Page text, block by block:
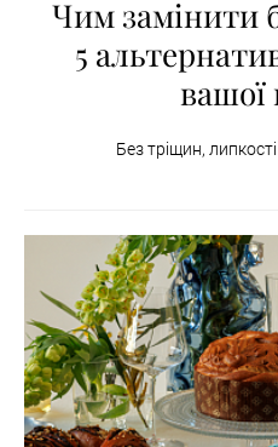
Чим замінити
5
вашої
Без тріщин,